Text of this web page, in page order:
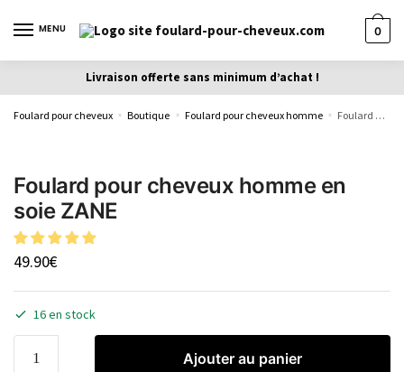
MENU 0
Livraison offerte sans minimum d’achat !
Foulard pour cheveux » Boutique » Foulard pour cheveux homme » Foulard pour cheveux homme en soie ZANE
Foulard pour cheveux homme en
soie ZANE
49.90€
16 en stock
Ajouter au panier